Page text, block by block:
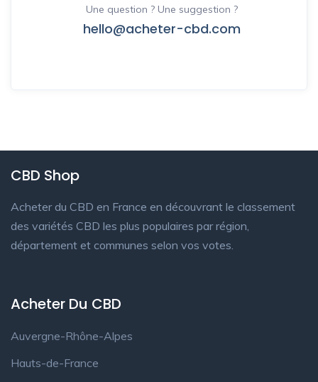
Une question ? Une suggestion ?
hello@acheter-cbd.com
CBD Shop
Acheter du CBD en France en découvrant le classement
des variétés CBD les plus populaires par région,
département et communes selon vos votes.
Acheter Du CBD
Auvergne-Rhône-Alpes
Hauts-de-France